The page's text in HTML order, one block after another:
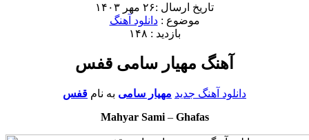
تاریخ ارسال :۲۶ مهر ۱۴۰۳
موضوع :دانلود آهنگ
بازدید : ۱۴۸
آهنگ مهیار سامی قفس
دانلود آهنگ جدید مهیار سامی به نام قفس
Mahyar Sami– Ghafas